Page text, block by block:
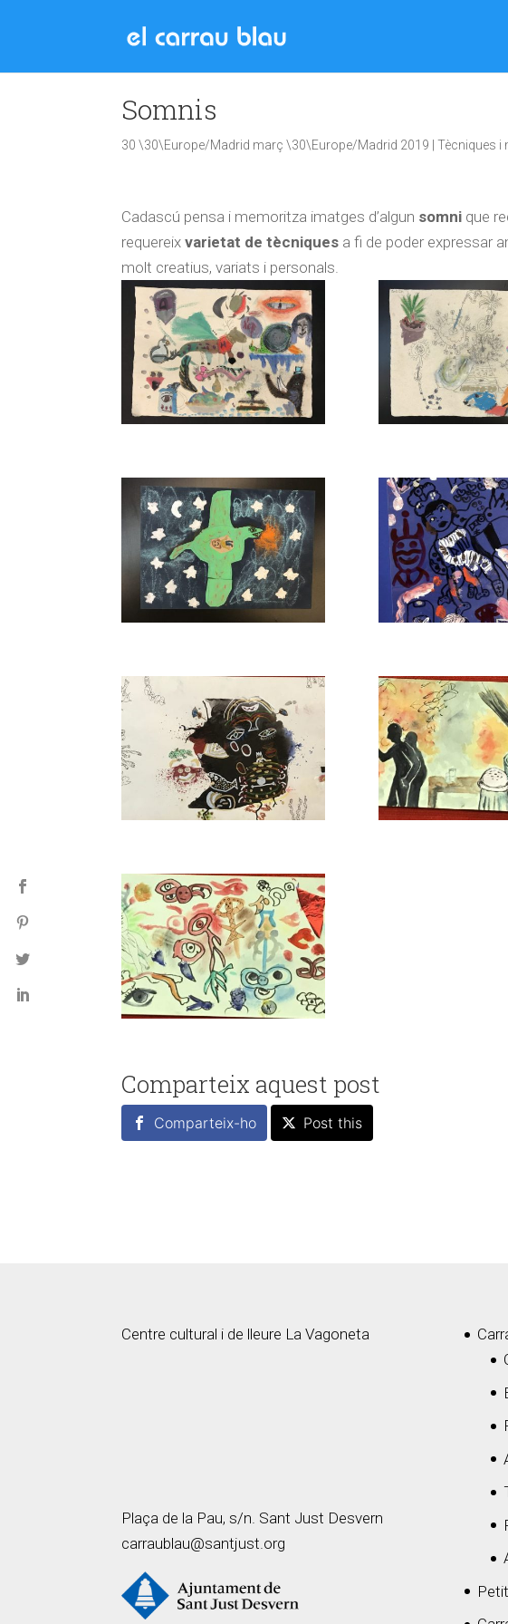
Somnis
30 \30\Europe/Madrid març \30\Europe/Madrid 2019 |Tècniques i
Cadascú pensa i memoritza imatges d’algun somni que
requereixvarietat de tècniques a fi de poder expressar
molt creatius, variats i personals.
Comparteix aquest post
Comparteix-ho Post this
Centre cultural i de lleure La Vagoneta
Plaça de la Pau, s/n. Sant Just Desvern
carraublau@santjust.org